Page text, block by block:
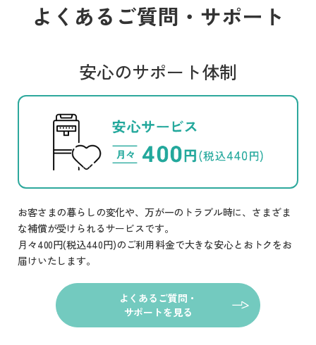
よくあるご質問・サポート
安心のサポート体制
お客さまの暮らしの変化や、万が一のトラブル時に、さまざま
な補償が受けられるサービスです。
月々400円(税込440円)のご利用料金で大きな安心とおトクをお
届けいたします。
よくあるご質問・
サポートを見る